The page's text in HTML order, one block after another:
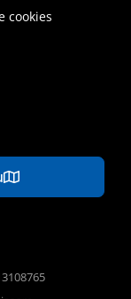
cookies